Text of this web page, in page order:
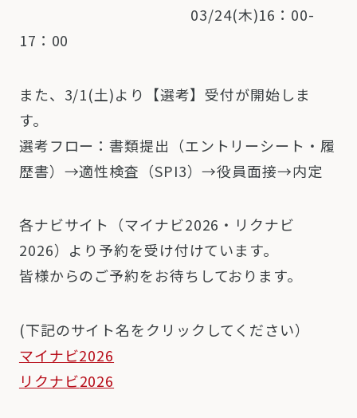
03/24(木)16：00-
17：00
また、3/1(土)より【選考】受付が開始しま
す。
選考フロー：書類提出（エントリーシート・履
歴書）→適性検査（SPI3）→役員面接→内定
各ナビサイト（マイナビ2026 ・リクナビ
2026）より予約を受け付けています。
皆様からのご予約をお待ちしております。
(下記のサイト名をクリックしてください）
マイナビ2026
リクナビ2026